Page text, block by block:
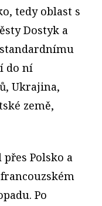
tedy oblast s
Dostyk a
standardnímu
do ní
Ukrajina,
země,
Polsko a
Po